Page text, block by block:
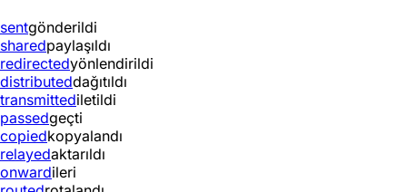
sentgönderildi
sharedpaylaşıldı
redirectedyönlendirildi
distributeddağıtıldı
transmittediletildi
passedgeçti
copiedkopyalandı
relayedaktarıldı
onwardileri